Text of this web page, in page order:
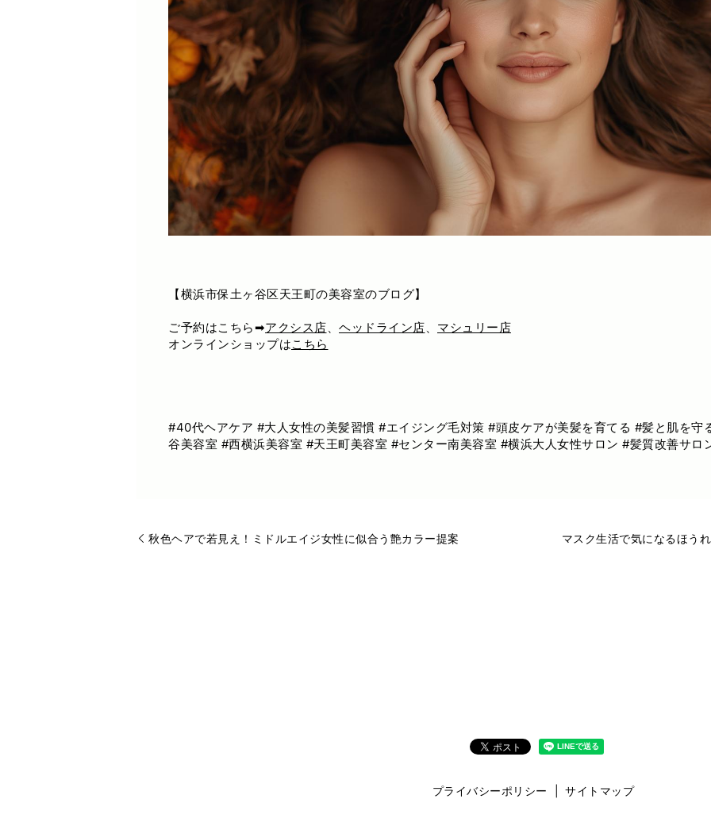
【横浜市保土ヶ谷区天王町の美容室のブログ】
ご予約はこちら➡アクシス店、 ヘッドライン店、 マシュリー店
オンラインショップはこちら
#40代ヘアケア #大人女性の美髪習慣 #エイジング毛対策 #頭皮ケアが美髪を育てる #髪と肌を守
谷美容室 #西横浜美容室 #天王町美容室 #センター南美容室 #横浜大人女性サロン #髪質改善サロ
秋色ヘアで若見え！ミドルエイジ女性に似合う艶カラー提案 マスク生活で気になるほう
プライバシーポリシー サイトマップ